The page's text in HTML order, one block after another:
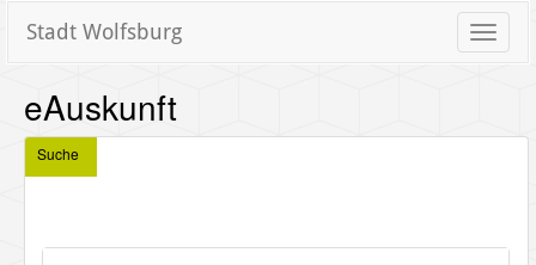
Toggle
Stadt Wolfsburg
eAuskunft
Suche